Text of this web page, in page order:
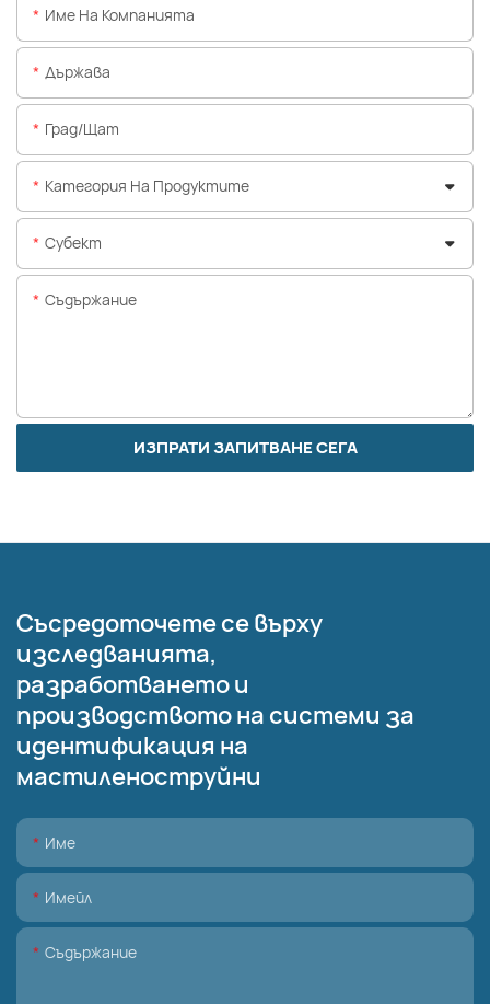
Име На Компанията
Държава
Град/щат
Категория На Продуктите
Субект
Съдържание
ИЗПРАТИ ЗАПИТВАНЕ СЕГА
Съсредоточете се върху
изследванията,
разработването и
производството на системи за
идентификация на
мастиленоструйни
Име
Имейл
Съдържание